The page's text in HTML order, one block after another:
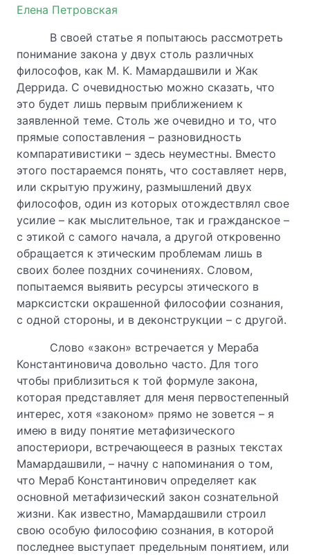
Елена Петровская
В своей статье я попытаюсь рассмотреть
понимание закона у двух столь различных
философов, как М. К. Мамардашвили и Жак
Деррида. С очевидностью можно сказать, что
это будет лишь первым приближением к
заявленной теме. Столь же очевидно и то, что
прямые сопоставления – разновидность
компаративистики – здесь неуместны. Вместо
этого постараемся понять, что составляет нерв,
или скрытую пружину, размышлений двух
философов, один из которых отождествлял свое
усилие – как мыслительное, так и гражданское –
с этикой с самого начала, а другой откровенно
обращается к этическим проблемам лишь в
своих более поздних сочинениях. Словом,
попытаемся выявить ресурсы этического в
марксистски окрашенной философии сознания,
с одной стороны, и в деконструкции – с другой.
Слово «закон» встречается у Мераба
Константиновича довольно часто. Для того
чтобы приблизиться к той формуле закона,
которая представляет для меня первостепенный
интерес, хотя «законом» прямо не зовется – я
имею в виду понятие метафизического
апостериори, встречающееся в разных текстах
Мамардашвили, – начну с напоминания о том,
что Мераб Константинович определяет как
основной метафизический закон сознательной
жизни. Как известно, Мамардашвили строил
свою особую философию сознания, в которой
последнее выступает предельным понятием, или